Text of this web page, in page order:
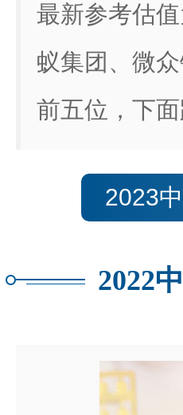
最新参考估
蚁集团、微
前五位，下
2023
2022